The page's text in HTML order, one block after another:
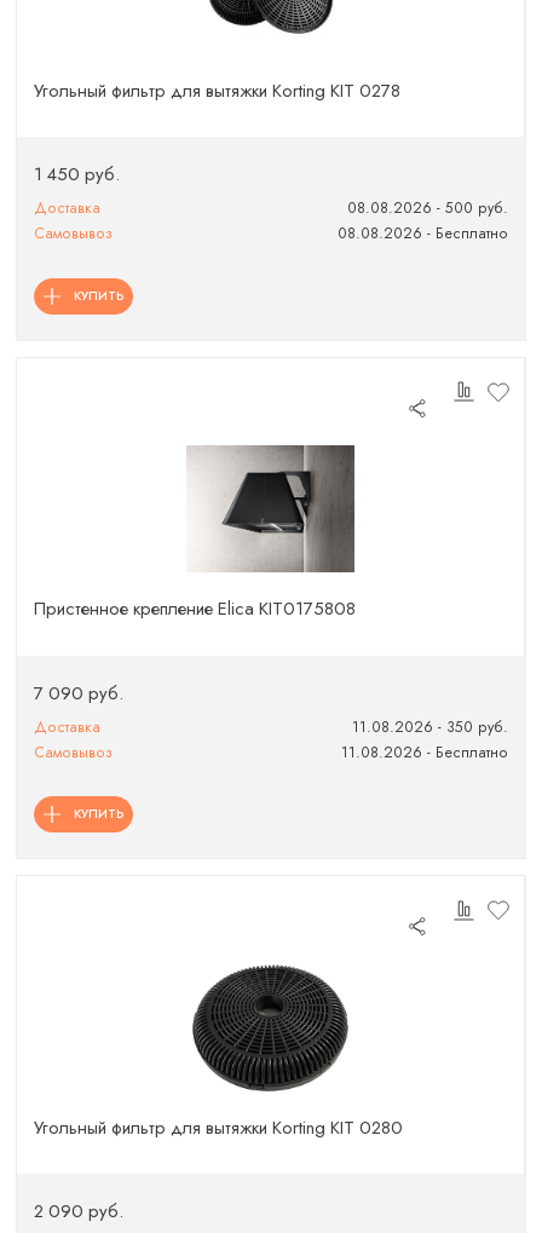
Угольный фильтр для вытяжки Korting KIT 0278
1 450 руб.
Доставка
08.08.2026 - 500 руб.
Самовывоз
08.08.2026 - Бесплатно
КУПИТЬ
Пристенное крепление Elica KIT0175808
7 090 руб.
Доставка
11.08.2026 - 350 руб.
Самовывоз
11.08.2026 - Бесплатно
КУПИТЬ
Угольный фильтр для вытяжки Korting KIT 0280
2 090 руб.